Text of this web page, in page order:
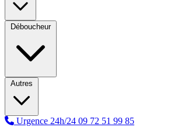
Déboucheur
Autres
Urgence 24h/24 09 72 51 99 85